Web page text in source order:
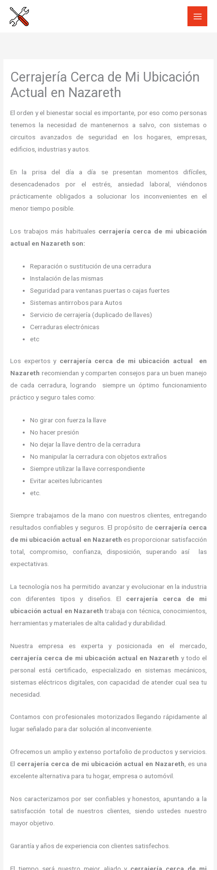
Cerrajería Cerca de Mi Ubicación
Actual en Nazareth
El orden y el bienestar social es importante, por eso como personas
tenemos la necesidad de mantenernos a salvo, con sistemas o
circuitos avanzados de seguridad en los hogares, empresas,
edificios, industrias y autos.
En la prisa del día a día se presentan momentos difíciles,
desencadenados por el estrés, ansiedad laboral, viéndonos
prácticamente obligados a solucionar los inconvenientes en el
menor tiempo posible.
Los trabajos más habituales cerrajería cerca de mi ubicación
actual en Nazareth son:
Reparación o sustitución de una cerradura
Instalación de las mismas
Seguridad para ventanas puertas o cajas fuertes
Sistemas antirrobos para Autos
Servicio de cerrajería (duplicado de llaves)
Cerraduras electrónicas
etc
Los expertos y cerrajería cerca de mi ubicación actual
en
Nazareth recomiendan y comparten consejos para un buen manejo
de cada cerradura, logrando siempre un óptimo funcionamiento
práctico y seguro tales como:
No girar con fuerza la llave
No hacer presión
No dejar la llave dentro de la cerradura
No manipular la cerradura con objetos extraños
Siempre utilizar la llave correspondiente
Evitar aceites lubricantes
etc.
Siempre trabajamos de la mano con nuestros clientes, entregando
resultados confiables y seguros. El propósito de cerrajería cerca
de mi ubicación actual en Nazareth es proporcionar satisfacción
total, compromiso, confianza, disposición, superando así las
expectativas.
La tecnología nos ha permitido avanzar y evolucionar en la industria
con diferentes tipos y diseños. El cerrajería cerca de mi
ubicación actual en Nazareth trabaja con técnica, conocimientos,
herramientas y materiales de alta calidad y durabilidad.
Nuestra empresa es experta y posicionada en el mercado,
cerrajería cerca de mi ubicación actual en Nazareth y todo el
personal está certificado, especializado en sistemas mecánicos,
sistemas eléctricos digitales, con capacidad de atender cual sea tu
necesidad.
Contamos con profesionales motorizados llegando rápidamente al
lugar señalado para dar solución al inconveniente.
Ofrecemos un amplio y extenso portafolio de productos y servicios.
El cerrajería cerca de mi ubicación actual en Nazareth, es una
excelente alternativa para tu hogar, empresa o automóvil.
Nos caracterizamos por ser confiables y honestos, apuntando a la
satisfacción total de nuestros clientes, siendo ustedes nuestro
mayor objetivo.
Garantía y años de experiencia con clientes satisfechos.